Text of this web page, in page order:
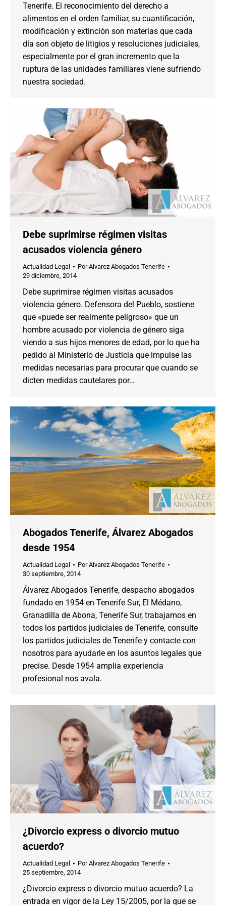
Tenerife. El reconocimiento del derecho a
alimentos en el orden familiar, su cuantificación,
modificación y extinción son materias que cada
día son objeto de litigios y resoluciones judiciales,
especialmente por el gran incremento que la
ruptura de las unidades familiares viene sufriendo
nuestra sociedad.
Debe suprimirse régimen visitas
acusados violencia género
Actualidad Legal PorAlvarez Abogados Tenerife
29 diciembre, 2014
Debe suprimirse régimen visitas acusados
violencia género. Defensora del Pueblo, sostiene
que «puede ser realmente peligroso» que un
hombre acusado por violencia de género siga
viendo a sus hijos menores de edad, por lo que ha
pedido al Ministerio de Justicia que impulse las
medidas necesarias para procurar que cuando se
dicten medidas cautelares por…
Abogados Tenerife, Álvarez Abogados
desde 1954
Actualidad Legal PorAlvarez Abogados Tenerife
30 septiembre, 2014
Álvarez Abogados Tenerife, despacho abogados
fundado en 1954 en Tenerife Sur, El Médano,
Granadilla de Abona, Tenerife Sur, trabajamos en
todos los partidos judiciales de Tenerife, consulte
los partidos judiciales de Tenerife y contacte con
nosotros para ayudarle en los asuntos legales que
precise. Desde 1954 amplia experiencia
profesional nos avala.
¿Divorcio express o divorcio mutuo
acuerdo?
Actualidad Legal PorAlvarez Abogados Tenerife
25 septiembre, 2014
¿Divorcio express o divorcio mutuo acuerdo? La
entrada en vigor de la Ley 15/2005, por la que se